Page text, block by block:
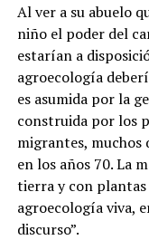
Al ver a su abuelo
niño el poder del
estarían a
agroecología
es asumida por la
construida por los
migrantes, muchos
en los años 70. La
tierra y con plantas
agroecología viva,
discurso”.